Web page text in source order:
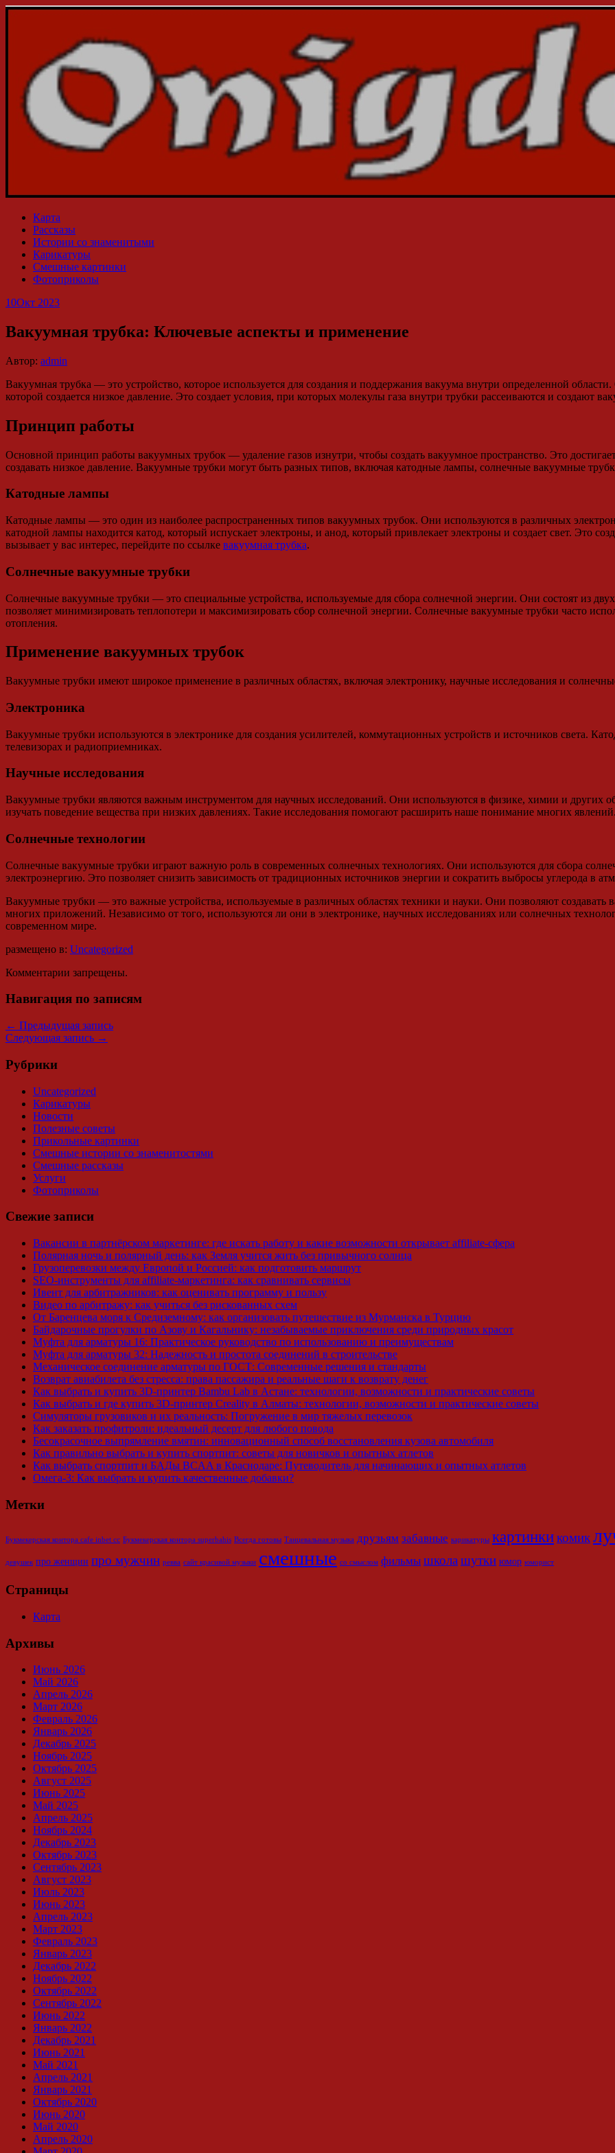
Карта
Рассказы
Истории со знаменитыми
Карикатуры
Смешные картинки
Фотоприколы
10Окт 2023
Вакуумная трубка: Ключевые аспекты и применение
Автор: admin
Вакуумная трубка — это устройство, которое используется для создания и поддержания вакуума внутри определенной
которой создается низкое давление. Это создает условия, при которых молекулы газа внутри трубки рассеиваются и создают
Принцип работы
Основной принцип работы вакуумных трубок — удаление газов изнутри, чтобы создать вакуумное пространство. Это
создавать низкое давление. Вакуумные трубки могут быть разных типов, включая катодные лампы, солнечные вакуумные
Катодные лампы
Катодные лампы — это один из наиболее распространенных типов вакуумных трубок. Они используются в различных
катодной лампы находится катод, который испускает электроны, и анод, который привлекает электроны и создает свет. Это
вызывает у вас интерес, перейдите по ссылке вакуумная трубка.
Солнечные вакуумные трубки
Солнечные вакуумные трубки — это специальные устройства, используемые для сбора солнечной энергии. Они состоят из
позволяет минимизировать теплопотери и максимизировать сбор солнечной энергии. Солнечные вакуумные трубки часто
отопления.
Применение вакуумных трубок
Вакуумные трубки имеют широкое применение в различных областях, включая электронику, научные исследования и
Электроника
Вакуумные трубки используются в электронике для создания усилителей, коммутационных устройств и источников света.
телевизорах и радиоприемниках.
Научные исследования
Вакуумные трубки являются важным инструментом для научных исследований. Они используются в физике, химии и других
изучать поведение вещества при низких давлениях. Такие исследования помогают расширить наше понимание многих явлений.
Солнечные технологии
Солнечные вакуумные трубки играют важную роль в современных солнечных технологиях. Они используются для сбора
электроэнергию. Это позволяет снизить зависимость от традиционных источников энергии и сократить выбросы углерода в
Вакуумные трубки — это важные устройства, используемые в различных областях техники и науки. Они позволяют создавать
многих приложений. Независимо от того, используются ли они в электронике, научных исследованиях или солнечных
современном мире.
размещено в: Uncategorized
Комментарии запрещены.
Навигация по записям
← Предыдущая запись
Следующая запись →
Рубрики
Uncategorized
Карикатуры
Новости
Полезные советы
Прикольные картинки
Смешные истории со знаменитостями
Смешные рассказы
Услуги
Фотоприколы
Свежие записи
Вакансии в партнёрском маркетинге: где искать работу и какие возможности открывает affiliate-сфера
Полярная ночь и полярный день: как Земля учится жить без привычного солнца
Грузоперевозки между Европой и Россией: как подготовить маршрут
SEO-инструменты для affiliate-маркетинга: как сравнивать сервисы
Ивент для арбитражников: как оценивать программу и пользу
Видео по арбитражу: как учиться без рискованных схем
От Баренцева моря к Средиземному: как организовать путешествие из Мурманска в Турцию
Байдарочные прогулки по Азову и Кагальнику: незабываемые приключения среди природных красот
Муфта для арматуры 16: Практическое руководство по использованию и преимуществам
Муфта для арматуры 32: Надежность и простота соединений в строительстве
Механическое соединение арматуры по ГОСТ: Современные решения и стандарты
Возврат авиабилета без стресса: права пассажира и реальные шаги к возврату денег
Как выбрать и купить 3D-принтер Bambu Lab в Астане: технологии, возможности и практические советы
Как выбрать и где купить 3D-принтер Creality в Алматы: технологии, возможности и практические советы
Симуляторы грузовиков и их реальность: Погружение в мир тяжелых перевозок
Как заказать профитроли: идеальный десерт для любого повода
Бесокрасочное выпрямление вмятин: инновационный способ восстановления кузова автомобиля
Как правильно выбрать и купить спортпит: советы для новичков и опытных атлетов
Как выбрать спортпит и БАДы BCAA в Краснодаре: Путеводитель для начинающих и опытных атлетов
Омега-3: Как выбрать и купить качественные добавки?
Метки
Букмекерская контора cafe inbet cc Букмекерская контора superbahis Всегда готовы Танцевальная музыка друзьям забавные карикатуры картинкикомик
девушек про женщин про мужчин ревва сайт красивой музыки смешные со смыслом фильмы школашутки юмор юморист
Страницы
Карта
Архивы
Июнь 2026
Май 2026
Апрель 2026
Март 2026
Февраль 2026
Январь 2026
Декабрь 2025
Ноябрь 2025
Октябрь 2025
Август 2025
Июнь 2025
Май 2025
Апрель 2025
Ноябрь 2024
Декабрь 2023
Октябрь 2023
Сентябрь 2023
Август 2023
Июль 2023
Июнь 2023
Апрель 2023
Март 2023
Февраль 2023
Январь 2023
Декабрь 2022
Ноябрь 2022
Октябрь 2022
Сентябрь 2022
Июнь 2022
Январь 2022
Декабрь 2021
Июнь 2021
Май 2021
Апрель 2021
Январь 2021
Октябрь 2020
Июнь 2020
Май 2020
Апрель 2020